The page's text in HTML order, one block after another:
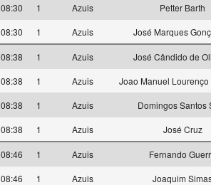
08:30
1 Azuis
Petter Barth
08:30
1 Azuis José Marques
08:38 1 Azuis
José Cândido de
08:38
1 Azuis
Joao Manuel
08:38
1 Azuis
Domingos Santos
08:38
1 Azuis José Cruz
08:46 1 Azuis
Fernando
08:46
1 Azuis
Joaquim